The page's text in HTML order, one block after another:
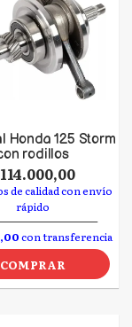
Honda 125 Storm
rodillos
de calidad con envío
rápido
con transferencia
COMPRAR